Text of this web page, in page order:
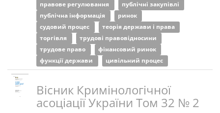
правове регулювання
публічні закупівлі
публічна інформація
ринок
судовий процес
теорія держави і права
торгівля
трудові правовідносини
трудове право
фінансовий ринок
функції держави
цивільний процес
Вісник Кримінологічної
асоціації України Том 32 № 2